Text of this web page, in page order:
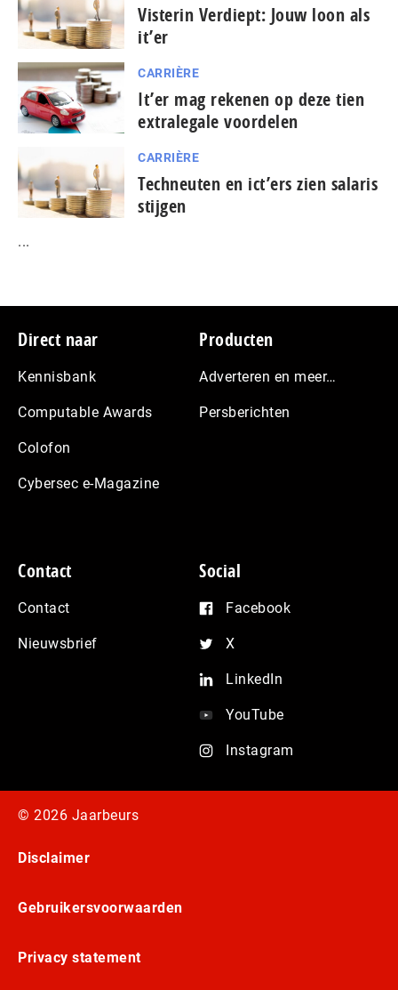
Visterin Verdiept: Jouw loon als
it’er
CARRIÈRE
It’er mag rekenen op deze tien
extralegale voordelen
CARRIÈRE
Techneuten en ict’ers zien salaris
stijgen
...
Footer
Direct naar
Kennisbank
Computable Awards
Colofon
Cybersec e-Magazine
Producten
Adverteren en meer…
Persberichten
Contact
Contact
Nieuwsbrief
Social
Facebook
X
LinkedIn
YouTube
Instagram
© 2026 Jaarbeurs
Disclaimer
Gebruikersvoorwaarden
Privacy statement